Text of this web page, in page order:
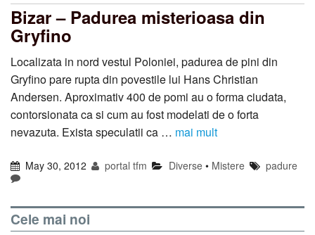
Bizar – Padurea misterioasa din
Gryfino
Localizata in nord vestul Poloniei, padurea de pini din
Gryfino pare rupta din povestile lui Hans Christian
Andersen. Aproximativ 400 de pomi au o forma ciudata,
contorsionata ca si cum au fost modelati de o forta
nevazuta. Exista speculatii ca … mai mult
May 30, 2012 portal tfm Diverse• Mistere padure
Cele mai noi